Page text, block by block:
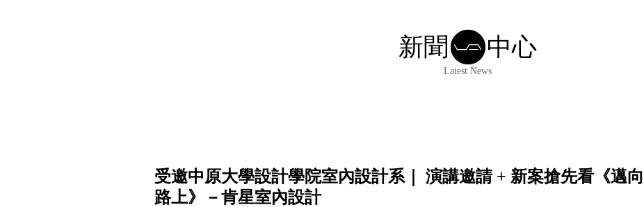
新聞 中心
Latest News
受邀中原大學設計學院室內設計系｜ 演講邀請 + 新案搶先看《邁
路上》－肯星室內設計